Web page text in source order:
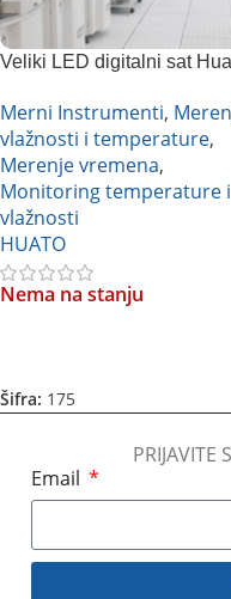
Veliki LED digitalni sat
Merni Instrumenti,
vlažnosti i temperature,
Merenje vremena,
Monitoring temperature i
vlažnosti
HUATO
Nema na stanju
Šifra: 175
PRIJAVITE
Email